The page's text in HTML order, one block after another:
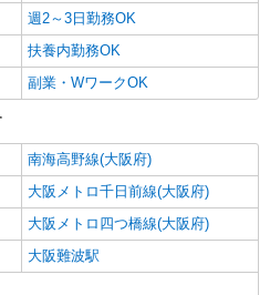
週2～3日勤務OK
扶養内勤務OK
副業・WワークOK
南海高野線(大阪府)
大阪メトロ千日前線(大阪府)
大阪メトロ四つ橋線(大阪府)
大阪難波駅